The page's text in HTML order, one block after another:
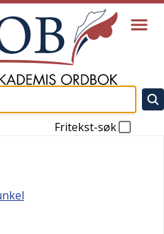
Fritekst-søk